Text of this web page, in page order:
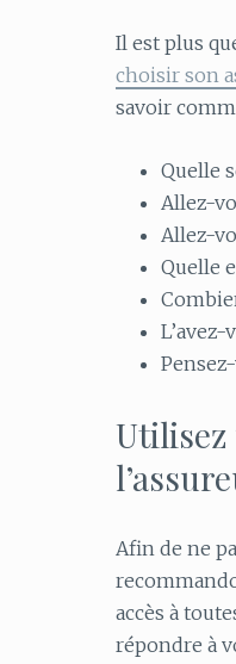
Il est plus
choisir son
savoir
Quelle
Allez-
Allez-
Quelle
L’avez-
Utilisez
Afin de ne
accès à
répondre à